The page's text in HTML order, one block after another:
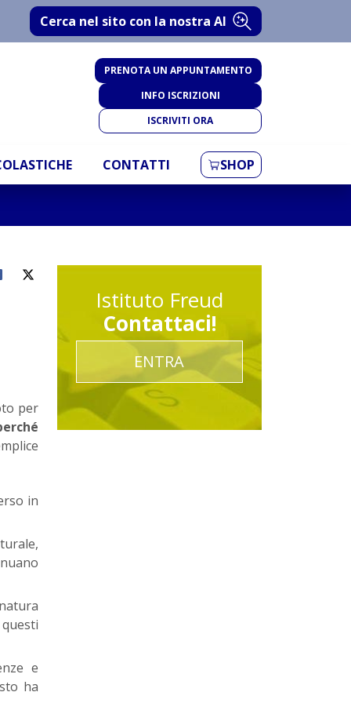
Cerca nel sito con la nostra AI
PRENOTA UN APPUNTAMENTO
INFO ISCRIZIONI
ISCRIVITI ORA
CONTATTI SHOP
per
in
e
ha
Istituto Freud
Contattaci!
ENTRA